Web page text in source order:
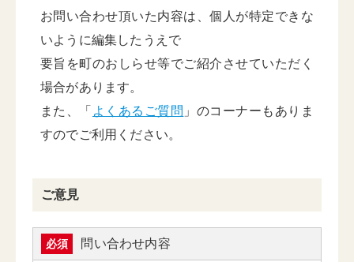
お問い合わせ頂いた内容は、個人が特定できな
いように編集したうえで
要旨を町のおしらせ等でご紹介させていただく
場合があります。
また、「 よくあるご質問 」のコーナーもありま
すのでご利用ください。
ご意見
必須 問い合わせ内容